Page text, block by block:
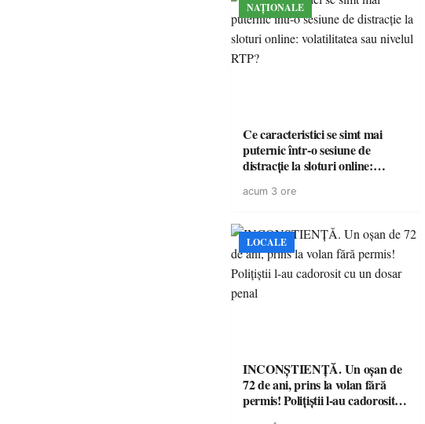
NAȚIONALE
Ce caracteristici se simt mai
puternic într-o sesiune de
distracție la sloturi online:
acum 3 ore
LOCALE
INCONȘTIENȚĂ. Un oșan de
72 de ani, prins la volan fără
permis! Polițiștii l-au cadorosit